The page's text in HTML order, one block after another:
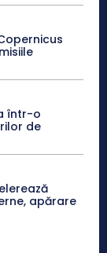
într-o
de
apărare